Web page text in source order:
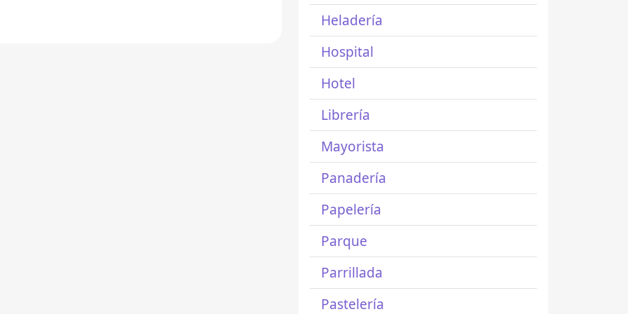
Heladería
Hospital
Hotel
Librería
Mayorista
Panadería
Papelería
Parque
Parrillada
Pastelería